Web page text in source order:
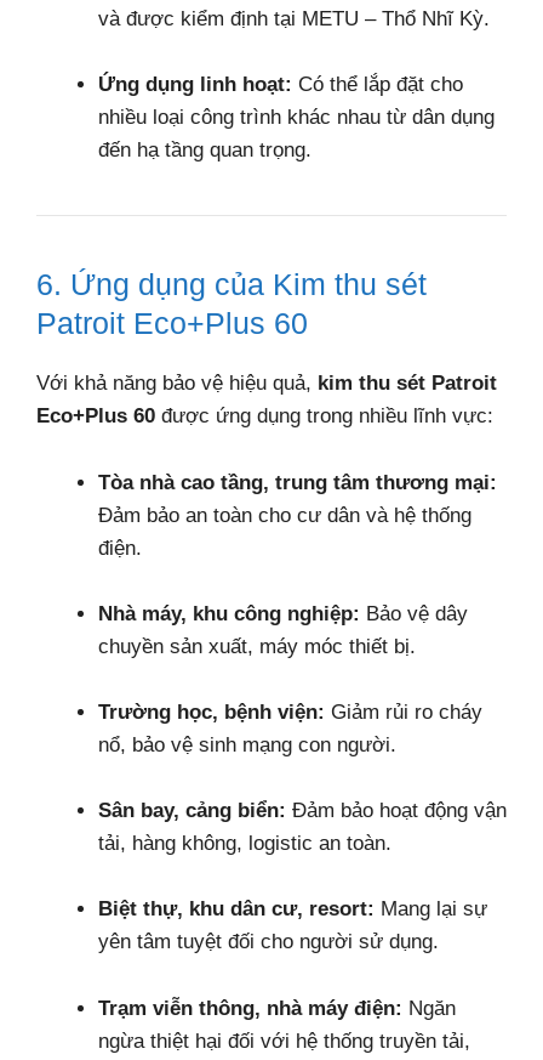
và được kiểm định tại METU – Thổ Nhĩ Kỳ.
Ứng dụng linh hoạt: Có thể lắp đặt cho
nhiều loại công trình khác nhau từ dân dụng
đến hạ tầng quan trọng.
6. Ứng dụng của Kim thu sét
Patroit Eco+Plus 60
Với khả năng bảo vệ hiệu quả, kim thu sét Patroit
Eco+Plus 60 được ứng dụng trong nhiều lĩnh vực:
Tòa nhà cao tầng, trung tâm thương mại:
Đảm bảo an toàn cho cư dân và hệ thống
điện.
Nhà máy, khu công nghiệp: Bảo vệ dây
chuyền sản xuất, máy móc thiết bị.
Trường học, bệnh viện: Giảm rủi ro cháy
nổ, bảo vệ sinh mạng con người.
Sân bay, cảng biển: Đảm bảo hoạt động vận
tải, hàng không, logistic an toàn.
Biệt thự, khu dân cư, resort: Mang lại sự
yên tâm tuyệt đối cho người sử dụng.
Trạm viễn thông, nhà máy điện: Ngăn
ngừa thiệt hại đối với hệ thống truyền tải,